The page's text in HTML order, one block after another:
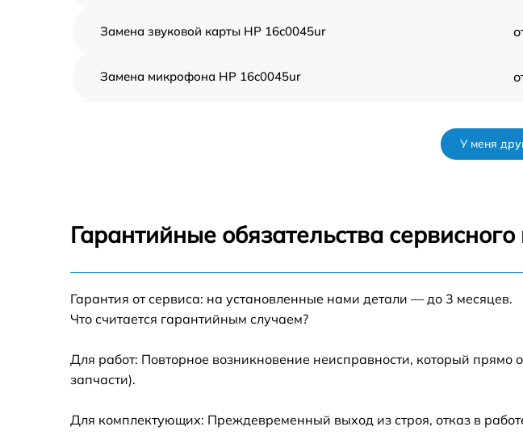
Замена звуковой карты HP 16c0045ur
Замена микрофона HP 16c0045ur
Замена шлейфа матрицы HP 16c0045ur
порта) HP 16c0045ur
У меня
Гарантийные обязательства
Гарантия от сервиса: на установленные нами детали — до 3 месяцев.
Что считается гарантийным случаем?
Для работ: Повторное возникновение неисправности, который
запчасти).
Для комплектующих: Преждевременный выход из строя, отказ в